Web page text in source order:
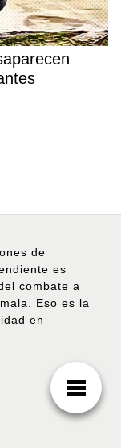
de
es
combate a
Eso es la
en